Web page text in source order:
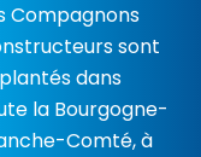
Compagnons
sont
dans
la Bourgogne-
Comté, à